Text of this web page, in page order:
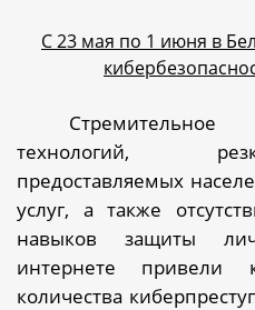
С 23 мая по 1 июня в
технологий,
предоставляемых
услуг, а также
навыков защиты
интернете привели
количества